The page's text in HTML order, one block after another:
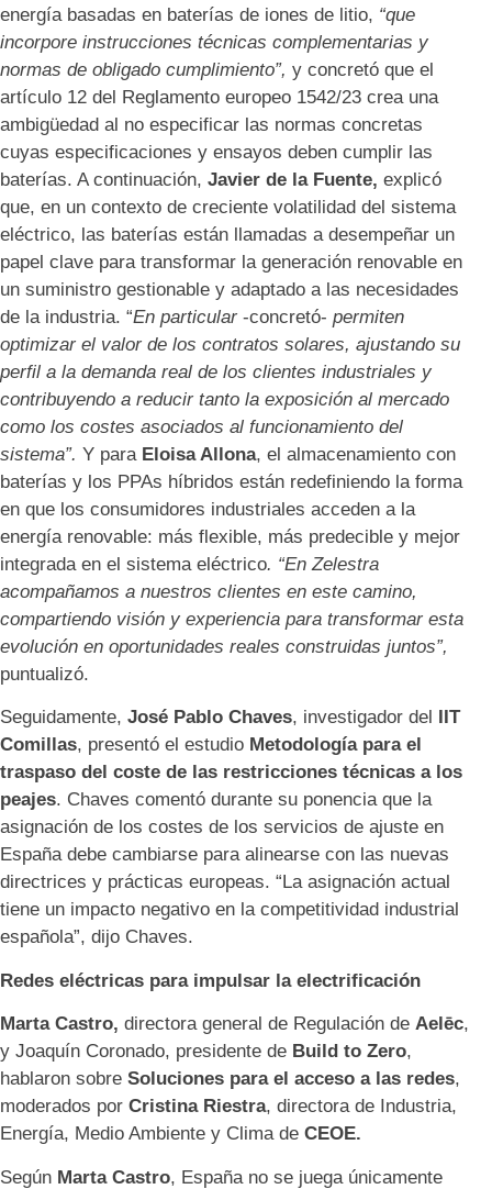
energía basadas en baterías de iones de litio, “que
incorpore instrucciones técnicas complementarias y
normas de obligado cumplimiento”, y concretó que el
artículo 12 del Reglamento europeo 1542/23 crea una
ambigüedad al no especificar las normas concretas
cuyas especificaciones y ensayos deben cumplir las
baterías. A continuación, Javier de la Fuente, explicó
que, en un contexto de creciente volatilidad del sistema
eléctrico, las baterías están llamadas a desempeñar un
papel clave para transformar la generación renovable en
un suministro gestionable y adaptado a las necesidades
de la industria. “En particular -concretó- permiten
optimizar el valor de los contratos solares, ajustando su
perfil a la demanda real de los clientes industriales y
contribuyendo a reducir tanto la exposición al mercado
como los costes asociados al funcionamiento del
sistema”. Y paraEloisa Allona, el almacenamiento con
baterías y los PPAs híbridos están redefiniendo la forma
en que los consumidores industriales acceden a la
energía renovable: más flexible, más predecible y mejor
integrada en el sistema eléctrico. “En Zelestra
acompañamos a nuestros clientes en este camino,
compartiendo visión y experiencia para transformar esta
evolución en oportunidades reales construidas juntos”,
puntualizó.
Seguidamente, José Pablo Chaves, investigador del
IIT
Comillas, presentó el estudio Metodología para el
traspaso del coste de las restricciones técnicas a los
peajes. Chaves comentó durante su ponencia que la
asignación de los costes de los servicios de ajuste en
España debe cambiarse para alinearse con las nuevas
directrices y prácticas europeas. “La asignación actual
tiene un impacto negativo en la competitividad industrial
española”, dijo Chaves.
Redes eléctricas para impulsar la electrificación
Marta Castro, directora general de Regulación de Aelēc,
y Joaquín Coronado, presidente de Build to Zero,
hablaron sobre Soluciones para el acceso a las redes,
moderados por Cristina Riestra, directora de Industria,
Energía, Medio Ambiente y Clima de CEOE.
Según Marta Castro, España no se juega únicamente